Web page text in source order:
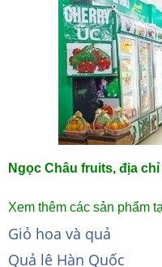
Ngọc Châu fruits, địa
Xem thêm các sản phẩm
Giỏ hoa và quả
Quả lê Hàn Quốc